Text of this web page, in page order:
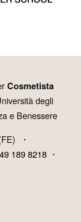
Cosmetista
degli
e Benessere
・
189 8218 ・